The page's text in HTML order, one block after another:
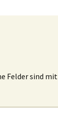
Felder sind mit